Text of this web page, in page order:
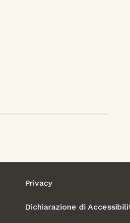
Privacy
Dichiarazione di